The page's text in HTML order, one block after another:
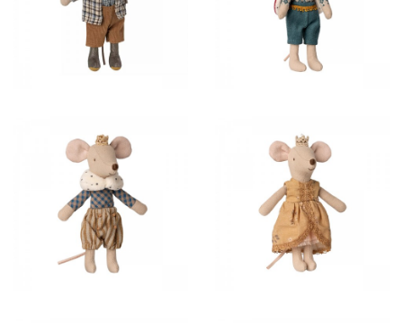
28,00 € 28,00 €
26,50 € 26,50 €